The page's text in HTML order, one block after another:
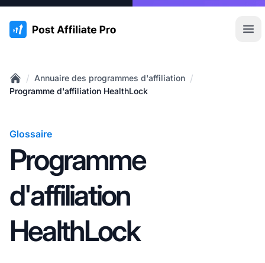
:site.title
Home
/ Annuaire des programmes d'affiliation /
Programme d'affiliation HealthLock
Glossaire
Programme
d'affiliation
HealthLock